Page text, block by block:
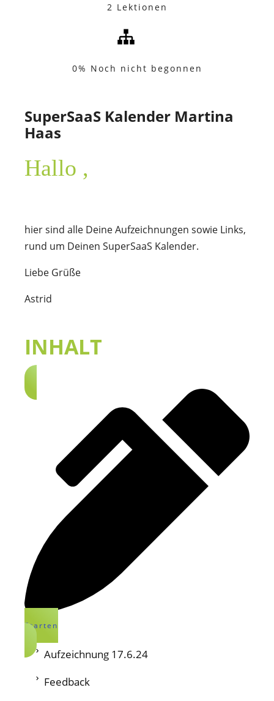
2 Lektionen
0% Noch nicht begonnen
SuperSaaS Kalender Martina
Haas
Hallo ,
hier sind alle Deine Aufzeichnungen sowie Links,
rund um Deinen SuperSaaS Kalender.
Liebe Grüße
Astrid
INHALT
Starten
Aufzeichnung 17.6.24
Feedback